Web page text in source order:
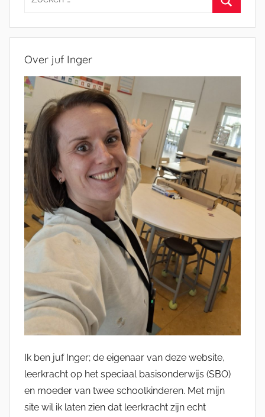
Over juf Inger
Ik ben juf Inger; de eigenaar van deze website,
leerkracht op het speciaal basisonderwijs (SBO)
en moeder van twee schoolkinderen. Met mijn
site wil ik laten zien dat leerkracht zijn echt